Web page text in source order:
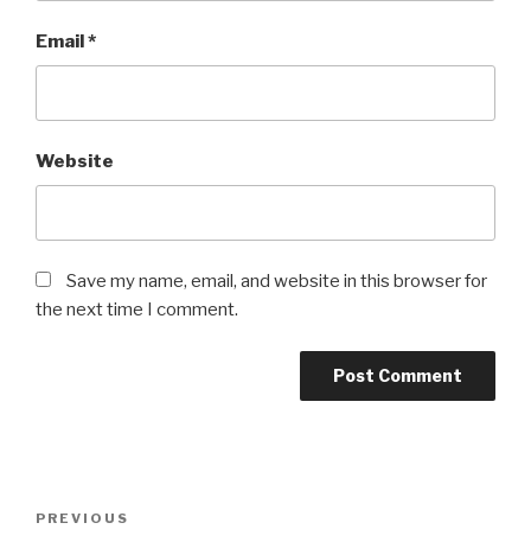
Email*
Website
Save my name, email, and website in this browser for
the next time I comment.
Previous
PREVIOUS